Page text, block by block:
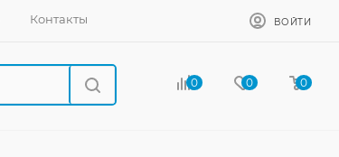
Контакты ВОЙТИ
0 0 0